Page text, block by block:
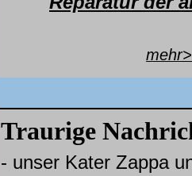
Traurige
- unser Kater Zappa